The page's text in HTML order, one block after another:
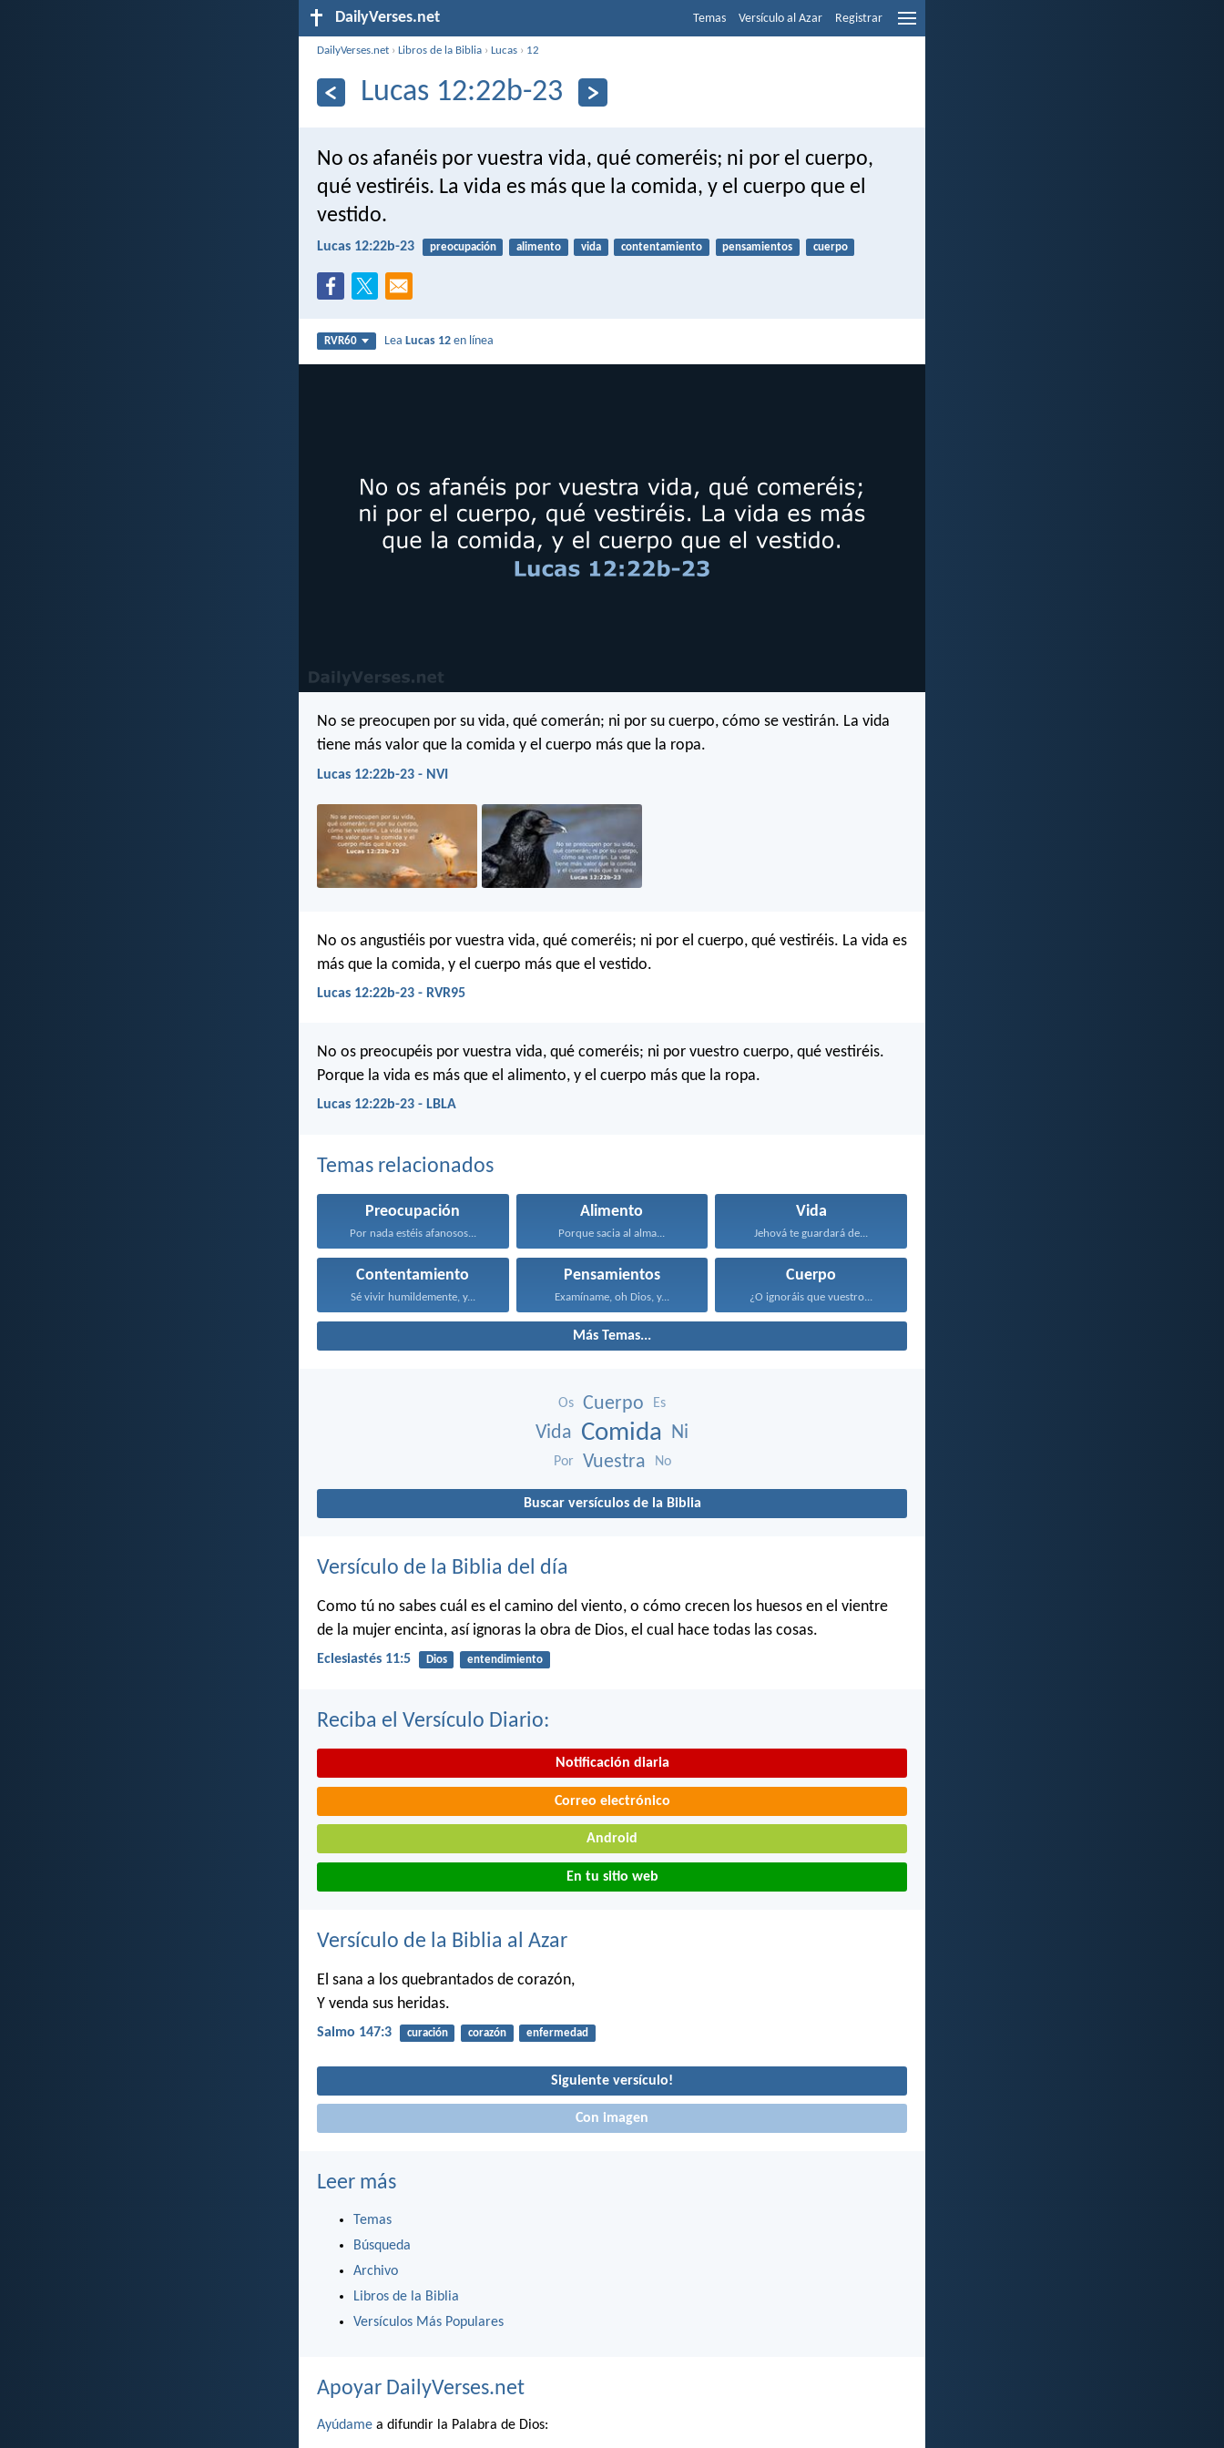
DailyVerses.net Temas Versículo al Azar Registrar
DailyVerses.net ›Libros de la Biblia ›Lucas › 12
Lucas 12:22b-23
No os afanéis por vuestra vida, qué comeréis; ni por el cuerpo,
qué vestiréis. La vida es más que la comida, y el cuerpo que el
vestido.
Lucas 12:22b-23 preocupación alimento vida contentamiento pensamientos cuerpo
RVR60 LeaLucas 12 en línea
No se preocupen por su vida, qué comerán; ni por su cuerpo, cómo se vestirán. La vida
tiene más valor que la comida y el cuerpo más que la ropa.
Lucas 12:22b-23 - NVI
No os angustiéis por vuestra vida, qué comeréis; ni por el cuerpo, qué vestiréis. La vida es
más que la comida, y el cuerpo más que el vestido.
Lucas 12:22b-23 - RVR95
No os preocupéis por vuestra vida, qué comeréis; ni por vuestro cuerpo, qué vestiréis.
Porque la vida es más que el alimento, y el cuerpo más que la ropa.
Lucas 12:22b-23 - LBLA
Temas relacionados
Preocupación
Por nada estéis afanosos...
Alimento
Porque sacia al alma...
Vida
Jehová te guardará de...
Contentamiento
Sé vivir humildemente, y...
Pensamientos
Examíname, oh Dios, y...
Cuerpo
¿O ignoráis que vuestro...
Más Temas...
Os Cuerpo Es
Vida Comida Ni
Por Vuestra No
Buscar versículos de la Biblia
Versículo de la Biblia del día
Como tú no sabes cuál es el camino del viento, o cómo crecen los huesos en el vientre
de la mujer encinta, así ignoras la obra de Dios, el cual hace todas las cosas.
Eclesiastés 11:5 Dios entendimiento
Reciba el Versículo Diario:
Notificación diaria
Correo electrónico
Android
En tu sitio web
Versículo de la Biblia al Azar
El sana a los quebrantados de corazón,
Y venda sus heridas.
Salmo 147:3 curación corazón enfermedad
Siguiente versículo!
Con imagen
Leer más
Temas
Búsqueda
Archivo
Libros de la Biblia
Versículos Más Populares
Apoyar DailyVerses.net
Ayúdame a difundir la Palabra de Dios: